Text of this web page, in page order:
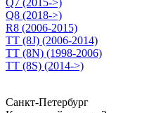
Q7 (2015->)
Q8 (2018->)
R8 (2006-2015)
TT (8J) (2006-2014)
TT (8N) (1998-2006)
TT (8S) (2014->)
Санкт-Петербург